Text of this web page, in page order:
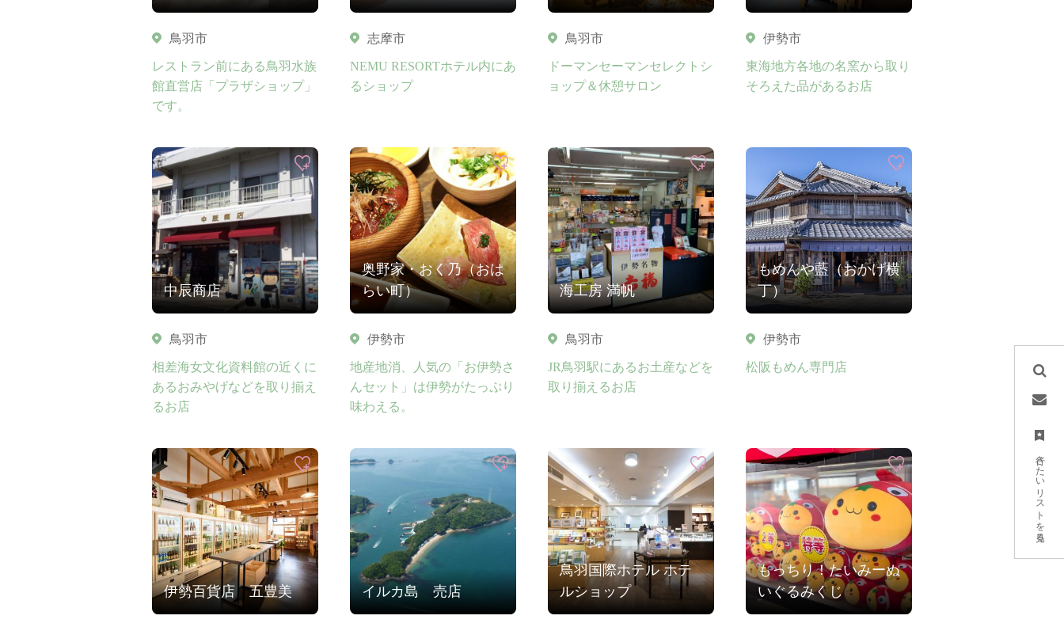
行きたいリストを見る
鳥羽市
レストラン前にある鳥羽水族
館直営店「プラザショップ」
です。
志摩市
NEMU RESORTホテル内にあ
るショップ
鳥羽市
ドーマンセーマンセレクトシ
ョップ＆休憩サロン
伊勢市
東海地方各地の名窯から取り
そろえた品があるお店
中辰商店
鳥羽市
相差海女文化資料館の近くに
あるおみやげなどを取り揃え
るお店
奥野家・おく乃（おは
らい町）
伊勢市
地産地消、人気の「お伊勢さ
んセット」は伊勢がたっぷり
味わえる。
海工房 満帆
鳥羽市
JR鳥羽駅にあるお土産などを
取り揃えるお店
もめんや藍（おかげ横
丁）
伊勢市
松阪もめん専門店
伊勢百貨店 五豊美 イルカ島 売店
鳥羽国際ホテル ホテ
ルショップ
もっちり！たいみーぬ
いぐるみくじ